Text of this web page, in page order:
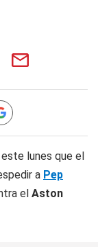
lunes que el
a Pep
el Aston